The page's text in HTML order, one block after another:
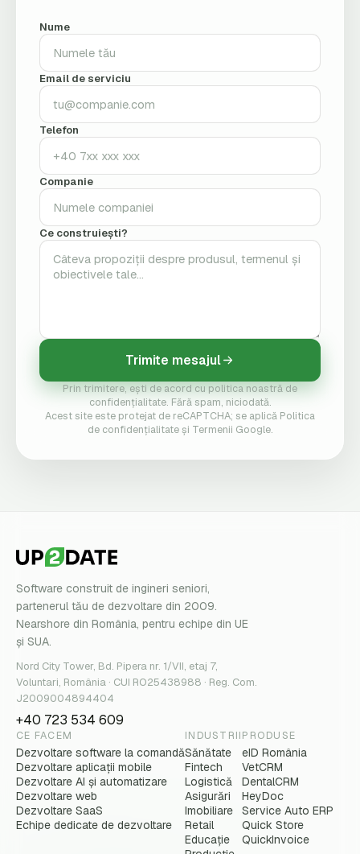
Nume
Email de serviciu
Telefon
Companie
Ce construiești?
Trimite mesajul
Prin trimitere, ești de acord cu politica noastră de
confidențialitate. Fără spam, niciodată.
Acest site este protejat de reCAPTCHA; se aplică Politica
de confidențialitate și Termenii Google.
Software construit de ingineri seniori,
partenerul tău de dezvoltare din 2009.
Nearshore din România, pentru echipe din UE
și SUA.
Nord City Tower, Bd. Pipera nr. 1/VII, etaj 7,
Voluntari, România · CUI RO25438988 · Reg. Com.
J2009004894404
+40 723 534 609
CE FACEM
Dezvoltare software la comandă
Dezvoltare aplicații mobile
Dezvoltare AI și automatizare
Dezvoltare web
Dezvoltare SaaS
Echipe dedicate de dezvoltare
INDUSTRII
Sănătate
Fintech
Logistică
Asigurări
Imobiliare
Retail
Educație
PRODUSE
eID România
VetCRM
DentalCRM
HeyDoc
Service Auto ERP
Quick Store
QuickInvoice